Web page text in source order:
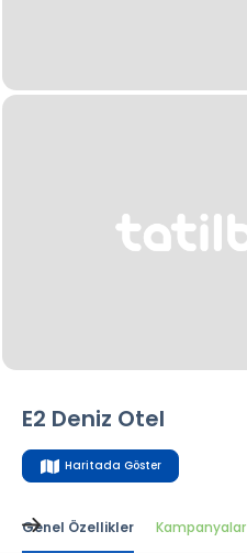
E2 Deniz Otel
Haritada Göster
Genel Özellikler Kampanyalar